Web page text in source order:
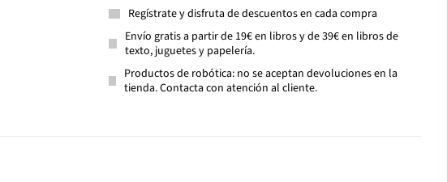
Regístrate y disfruta de descuentos en cada compra
Envío gratis a partir de 19€ en libros y de 39€ en libros de
texto, juguetes y papelería.
Productos de robótica: no se aceptan devoluciones en la
tienda. Contacta con atención al cliente.